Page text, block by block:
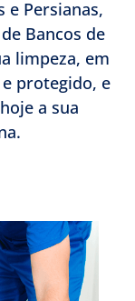
e Persianas,
Bancos de
limpeza, em
protegido, e
a sua